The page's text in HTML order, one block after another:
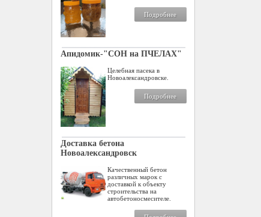
Подробнее
Апидомик-"СОН на ПЧЕЛАХ"
Целебная пасека в
Новоалександровске.
Подробнее
Доставка бетона
Новоалександровск
Качественный бетон
различных марок с
доставкой к объекту
строительства на
автобетоносмесителе.